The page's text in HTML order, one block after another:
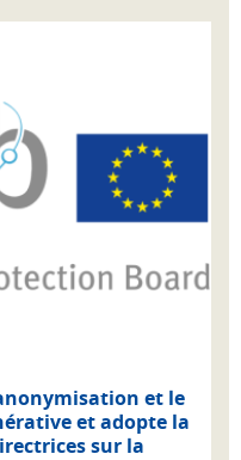
et le
et adopte la
sur la